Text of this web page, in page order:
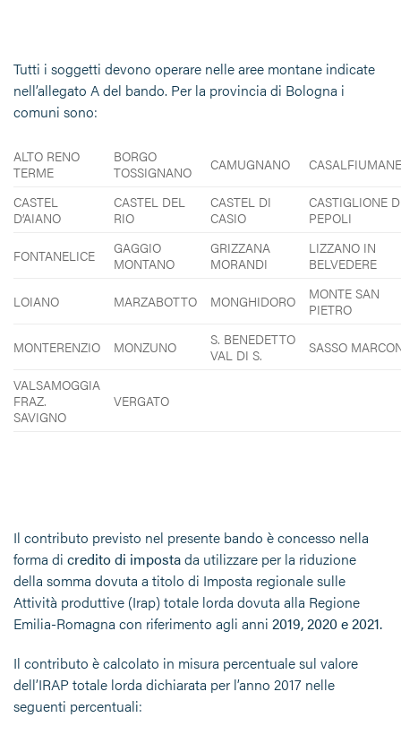
Tutti i soggetti devono operare nelle aree montane indicate
nell’allegato A del bando. Per la provincia di Bologna i
comuni sono:
ALTO RENO
TERME
BORGO
TOSSIGNANO
CAMUGNANO
CASTEL
D’AIANO
CASTEL DEL
RIO
CASTEL DI
CASIO
CASTIGLIONE
PEPOLI
FONTANELICE
GAGGIO
MONTANO
GRIZZANA
MORANDI
LIZZANO IN
BELVEDERE
LOIANO MARZABOTTO MONGHIDORO
MONTE SAN
PIETRO
MONTERENZIO MONZUNO
S. BENEDETTO
VAL DI S.
SASSO
VALSAMOGGIA
FRAZ.
SAVIGNO
VERGATO
Il contributo previsto nel presente bando è concesso nella
forma di credito di impostada utilizzare per la riduzione
della somma dovuta a titolo di Imposta regionale sulle
Attività produttive (Irap) totale lorda dovuta alla Regione
Emilia-Romagna con riferimento agli anni 2019, 2020 e 2021.
Il contributo è calcolato in misura percentuale sul valore
dell’IRAP totale lorda dichiarata per l’anno 2017 nelle
seguenti percentuali: